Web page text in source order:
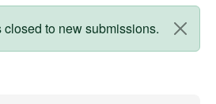
to new submissions.